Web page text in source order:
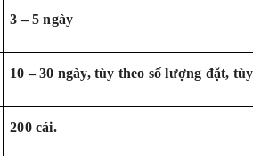
3 – 5 ngày
10 – 30 ngày, tùy theo số lượng đặt,
200 cái.